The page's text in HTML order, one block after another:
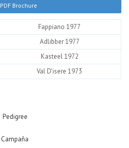
PDF Brochure
Fappiano 1977
Adlibber 1977
Kasteel 1972
Val D'isere 1973
Pedigree
Campaña